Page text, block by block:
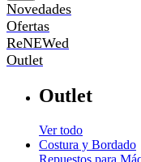
Novedades
Ofertas
ReNEWed
Outlet
Outlet
Ver todo
Costura y Bordado